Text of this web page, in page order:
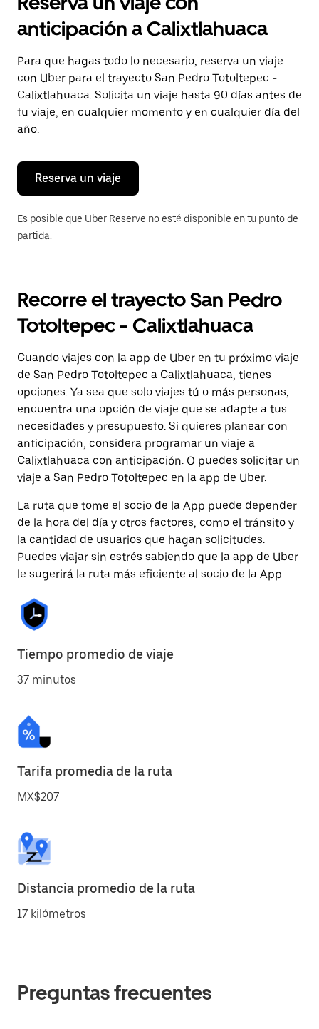
el
y
selecciona
una
fecha.
Presiona
la
tecla Esc
para
cerrar
calendario.
anticipación a Calixtlahuaca
Para que hagas todo lo necesario, reserva un viaje
con Uber para el trayecto San Pedro Totoltepec -
Calixtlahuaca. Solicita un viaje hasta 90 días antes de
tu viaje, en cualquier momento y en cualquier día del
año.
Reserva un viaje
Es posible que Uber Reserve no esté disponible en tu punto de
partida.
Recorre el trayecto San Pedro
Totoltepec - Calixtlahuaca
Cuando viajes con la app de Uber en tu próximo viaje
de San Pedro Totoltepec a Calixtlahuaca, tienes
opciones. Ya sea que solo viajes tú o más personas,
encuentra una opción de viaje que se adapte a tus
necesidades y presupuesto. Si quieres planear con
anticipación, considera programar un viaje a
Calixtlahuaca con anticipación. O puedes solicitar un
viaje a San Pedro Totoltepec en la app de Uber.
La ruta que tome el socio de la App puede depender
de la hora del día y otros factores, como el tránsito y
la cantidad de usuarios que hagan solicitudes.
Puedes viajar sin estrés sabiendo que la app de Uber
le sugerirá la ruta más eficiente al socio de la App.
Tiempo promedio de viaje
37 minutos
Tarifa promedia de la ruta
MX$207
Distancia promedio de la ruta
17 kilómetros
Preguntas frecuentes